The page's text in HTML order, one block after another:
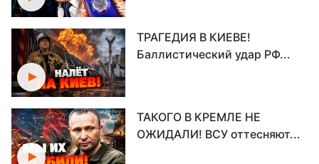
ТРАГЕДИЯ В КИЕВЕ!
Баллистический удар РФ...
ТАКОГО В КРЕМЛЕ НЕ
ОЖИДАЛИ! ВСУ оттесняют...